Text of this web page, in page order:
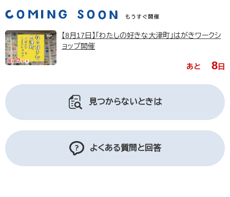
【8月17日】「わたしの好きな大津町」はがきワークシ
ョップ開催
あと 8日
見つからないときは
よくある質問と回答